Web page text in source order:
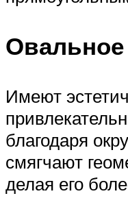
Овальное
Имеют
благодаря
смягчают
делая его